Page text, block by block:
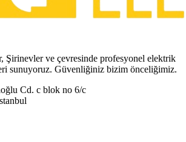
Şirinevler ve çevresinde profesyonel elektrik
sunuyoruz. Güvenliğiniz bizim önceliğimiz.
Cd. c blok no 6/c